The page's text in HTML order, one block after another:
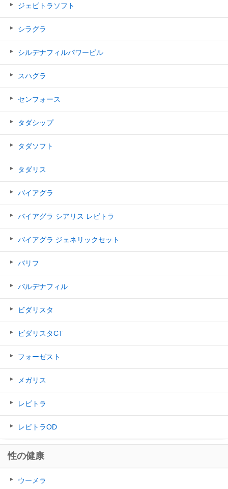
ジェビトラソフト
シラグラ
シルデナフィルパワーピル
スハグラ
センフォース
タダシップ
タダソフト
タダリス
バイアグラ
バイアグラ シアリス レビトラ
バイアグラ ジェネリックセット
バリフ
バルデナフィル
ビダリスタ
ビダリスタCT
フォーゼスト
メガリス
レビトラ
レビトラOD
性の健康
ウーメラ